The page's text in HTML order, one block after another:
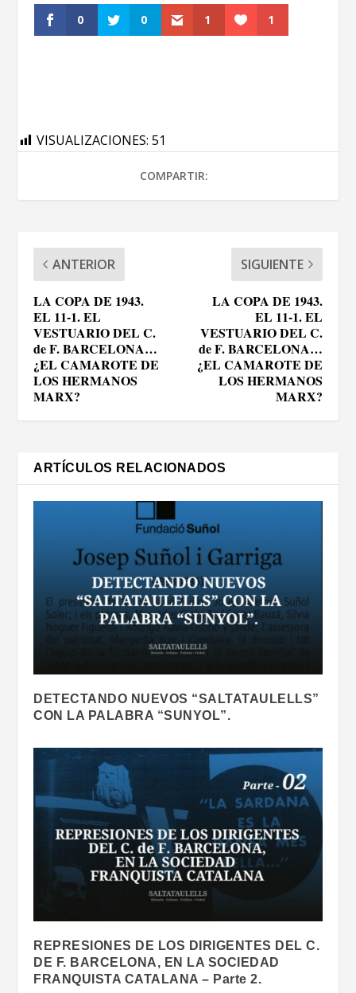
0 0 1 1
VISUALIZACIONES: 51
COMPARTIR:
ANTERIOR
LA COPA DE 1943.
EL 11-1. EL
VESTUARIO DEL C.
de F. BARCELONA…
¿EL CAMAROTE DE
LOS HERMANOS
MARX?
SIGUIENTE
LA COPA DE 1943.
EL 11-1. EL
VESTUARIO DEL C.
de F. BARCELONA…
¿EL CAMAROTE DE
LOS HERMANOS
MARX?
ARTÍCULOS RELACIONADOS
DETECTANDO NUEVOS “SALTATAULELLS”
CON LA PALABRA “SUNYOL”.
REPRESIONES DE LOS DIRIGENTES DEL C.
DE F. BARCELONA, EN LA SOCIEDAD
FRANQUISTA CATALANA – Parte 2.